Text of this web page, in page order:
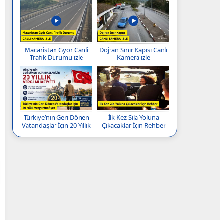
Macaristan Györ Canli
Trafik Durumu izle
Dojran Sınır Kapısı Canlı
Kamera izle
Türkiye’nin Geri Dönen
Vatandaşlar İçin 20 Yıllık
İlk Kez Sıla Yoluna
Çıkacaklar İçin Rehber